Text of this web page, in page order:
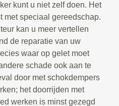
kunt u niet zelf doen. Het
met speciaal gereedschap.
kan u meer vertellen
de reparatie van uw
waar op gelet moet
schade ook aan te
door met schokdempers
het doorrijden met
werken is minst gezegd